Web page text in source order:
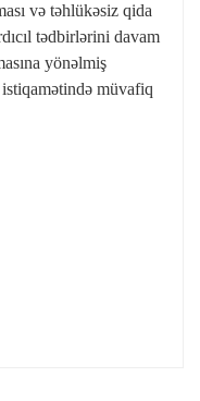
və təhlükəsiz qida
tədbirlərini davam
yönəlmiş
istiqamətində müvafiq